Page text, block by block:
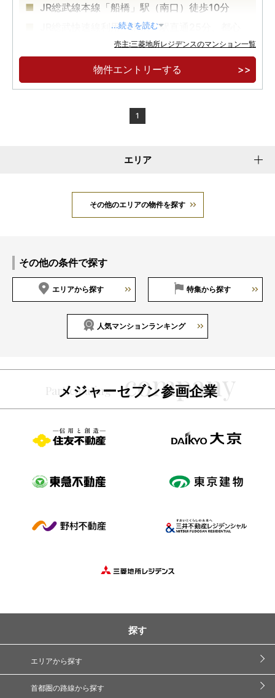
JR総武線本線「船橋」駅（南口）徒歩10分
JR総武快速線利用「東京」駅直通25分、都心
の主要駅へダイレクトアクセス
来場予約受付中
...続きを読む
売主:三菱地所レジデンスのマンション一覧
物件エントリーする
1
エリア
その他のエリアの物件を探す
その他の条件で探す
エリアから探す 特集から探す
人気マンションランキング
メジャーセブン参画企業
探す
エリアから探す
首都圏の路線から探す